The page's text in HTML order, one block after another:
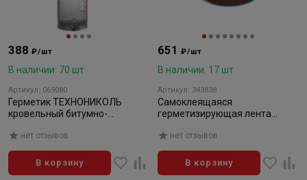
388₽/шт
В наличии: 70 шт
Артикул: 069080
Герметик ТЕХНОНИКОЛЬ
кровельный битумно-
нет отзывов
В корзину
651₽/шт
В наличии: 17 шт
Артикул: 343838
Самоклеящаяся
герметизирующая лента
длина 3м., ширина 10см
нет отзывов
В корзину